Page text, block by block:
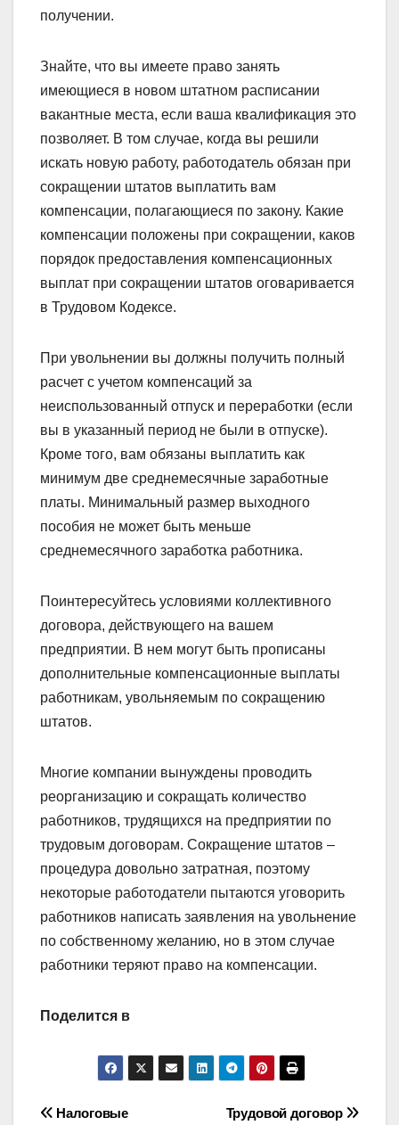
получении.
Знайте, что вы имеете право занять
имеющиеся в новом штатном расписании
вакантные места, если ваша квалификация это
позволяет. В том случае, когда вы решили
искать новую работу, работодатель обязан при
сокращении штатов выплатить вам
компенсации, полагающиеся по закону. Какие
компенсации положены при сокращении, каков
порядок предоставления компенсационных
выплат при сокращении штатов оговаривается
в Трудовом Кодексе.
При увольнении вы должны получить полный
расчет с учетом компенсаций за
неиспользованный отпуск и переработки (если
вы в указанный период не были в отпуске).
Кроме того, вам обязаны выплатить как
минимум две среднемесячные заработные
платы. Минимальный размер выходного
пособия не может быть меньше
среднемесячного заработка работника.
Поинтересуйтесь условиями коллективного
договора, действующего на вашем
предприятии. В нем могут быть прописаны
дополнительные компенсационные выплаты
работникам, увольняемым по сокращению
штатов.
Многие компании вынуждены проводить
реорганизацию и сокращать количество
работников, трудящихся на предприятии по
трудовым договорам. Сокращение штатов –
процедура довольно затратная, поэтому
некоторые работодатели пытаются уговорить
работников написать заявления на увольнение
по собственному желанию, но в этом случае
работники теряют право на компенсации.
Поделится в
Трудовой договор
Налоговые